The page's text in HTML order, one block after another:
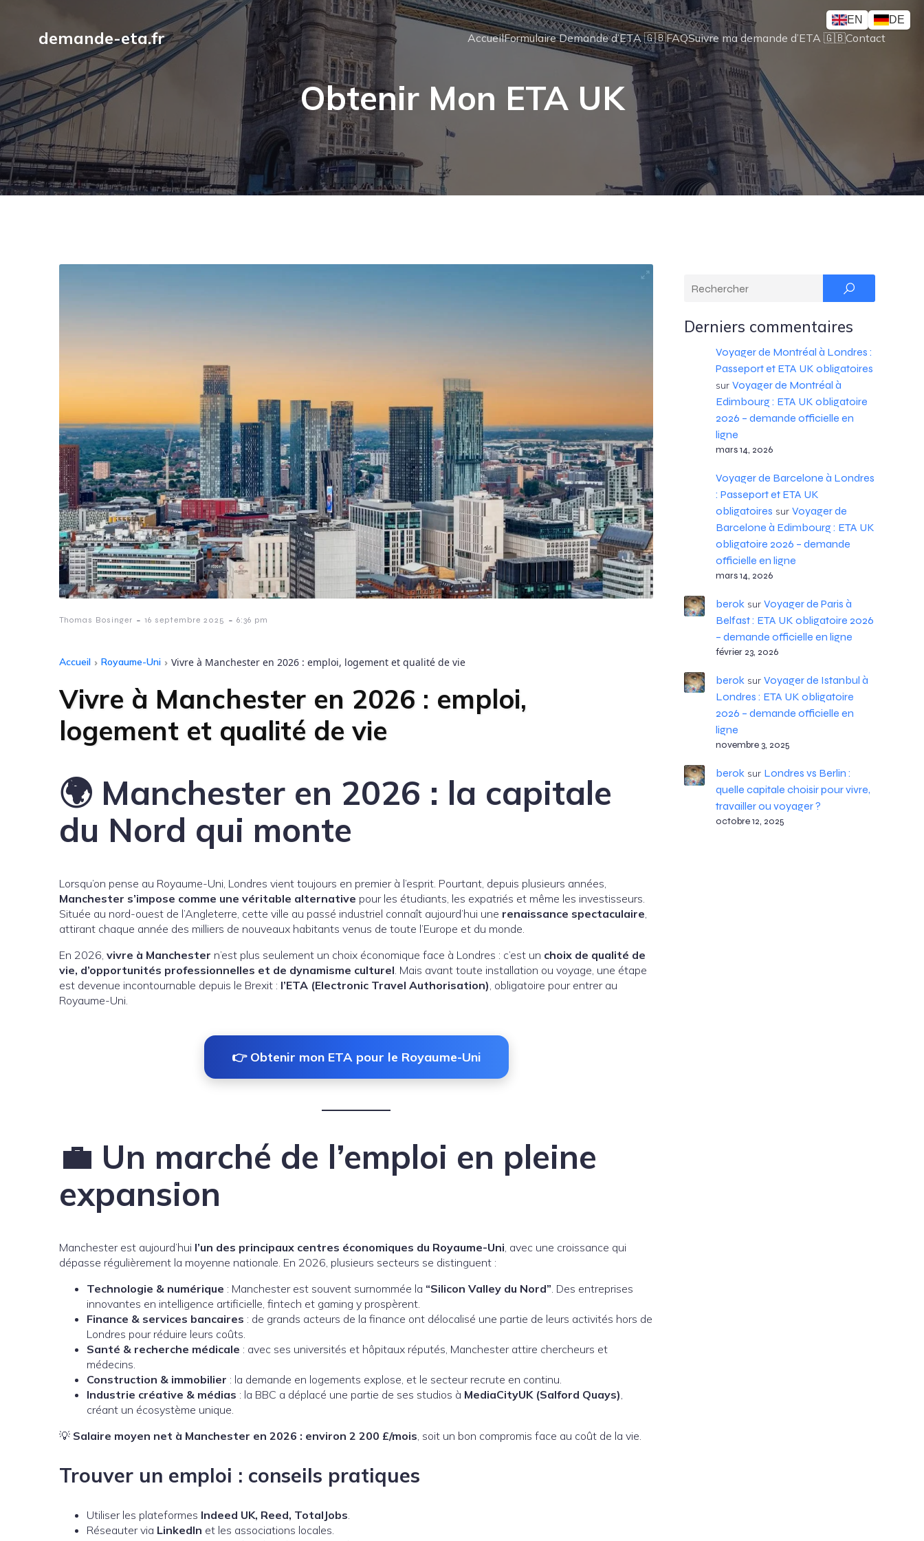
demande-eta.fr AccueilFormulaire Demande d’ETA 🇬🇧FAQSuivre ma demande d’ETA 🇬🇧Contact
Obtenir Mon ETA UK
Thomas Bosinger - 16 septembre 2025 - 6:36 pm
Accueil › Royaume-Uni › Vivre à Manchester en 2026 : emploi, logement et qualité de vie
Vivre à Manchester en 2026 : emploi,
logement et qualité de vie
🌍 Manchester en 2026 : la capitale
du Nord qui monte
Lorsqu’on pense au Royaume-Uni, Londres vient toujours en premier à l’esprit. Pourtant, depuis plusieurs années,
Manchester s’impose comme une véritable alternative pour les étudiants, les expatriés et même les investisseurs.
Située au nord-ouest de l’Angleterre, cette ville au passé industriel connaît aujourd’hui une renaissance spectaculaire
attirant chaque année des milliers de nouveaux habitants venus de toute l’Europe et du monde.
En 2026, vivre à Manchester n’est plus seulement un choix économique face à Londres : c’est un choix de qualité de
vie, d’opportunités professionnelles et de dynamisme culturel . Mais avant toute installation ou voyage, une étape
est devenue incontournable depuis le Brexit : l’ETA (Electronic Travel Authorisation) , obligatoire pour entrer au
Royaume-Uni.
👉 Obtenir mon ETA pour le Royaume-Uni
💼 Un marché de l’emploi en pleine
expansion
Manchester est aujourd’hui l’un des principaux centres économiques du Royaume-Uni, avec une croissance qui
dépasse régulièrement la moyenne nationale. En 2026, plusieurs secteurs se distinguent :
Technologie & numérique : Manchester est souvent surnommée la “Silicon Valley du Nord”. Des entreprises
innovantes en intelligence artificielle, fintech et gaming y prospèrent.
Finance & services bancaires : de grands acteurs de la finance ont délocalisé une partie de leurs activités hors de
Londres pour réduire leurs coûts.
Santé & recherche médicale : avec ses universités et hôpitaux réputés, Manchester attire chercheurs et
médecins.
Construction & immobilier : la demande en logements explose, et le secteur recrute en continu.
Industrie créative & médias : la BBC a déplacé une partie de ses studios à MediaCityUK (Salford Quays),
créant un écosystème unique.
💡 Salaire moyen net à Manchester en 2026 : environ 2 200 £/mois, soit un bon compromis face au coût de la vie.
Trouver un emploi : conseils pratiques
Utiliser les plateformes Indeed UK, Reed, TotalJobs
Réseauter via LinkedIn et les associations locales.
Derniers commentaires
Voyager de Montréal à Londres :
Passeport et ETA UK obligatoires
sur Voyager de Montréal à
Edimbourg : ETA UK obligatoire
2026 – demande officielle en
ligne
mars 14, 2026
Voyager de Barcelone à Londres
: Passeport et ETA UK
obligatoires sur Voyager de
Barcelone à Edimbourg : ETA UK
obligatoire 2026 – demande
officielle en ligne
mars 14, 2026
beroksur Voyager de Paris à
Belfast : ETA UK obligatoire 2026
– demande officielle en ligne
février 23, 2026
beroksur Voyager de Istanbul à
Londres : ETA UK obligatoire
2026 – demande officielle en
ligne
novembre 3, 2025
beroksur Londres vs Berlin :
quelle capitale choisir pour vivre,
travailler ou voyager ?
octobre 12, 2025
EN DE